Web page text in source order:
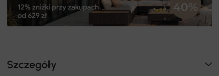
Szczegóły